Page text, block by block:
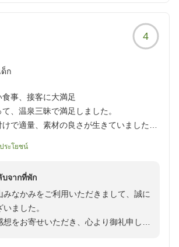
こちらから
hotel/voice/28258?
ด็ก
4
事、接客に大満足
、温泉三昧で満足しました。
で適量、素材の良さが生きていました。
もありません。
頂いて、有料でよいからもっと美味しいお
です。
こちらから
ระโยชน์
บจากที่พัก
みなかみをご利用いただきまして、誠に
ました。
をお寄せいただき、心より御礼申し上